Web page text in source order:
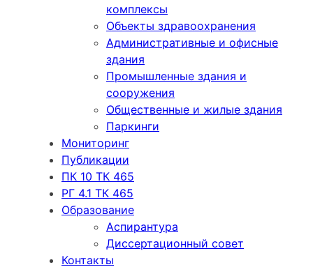
комплексы
Объекты здравоохранения
Административные и офисные
здания
Промышленные здания и
сооружения
Общественные и жилые здания
Паркинги
Мониторинг
Публикации
ПК 10 ТК 465
РГ 4.1 ТК 465
Образование
Аспирантура
Диссертационный совет
Контакты